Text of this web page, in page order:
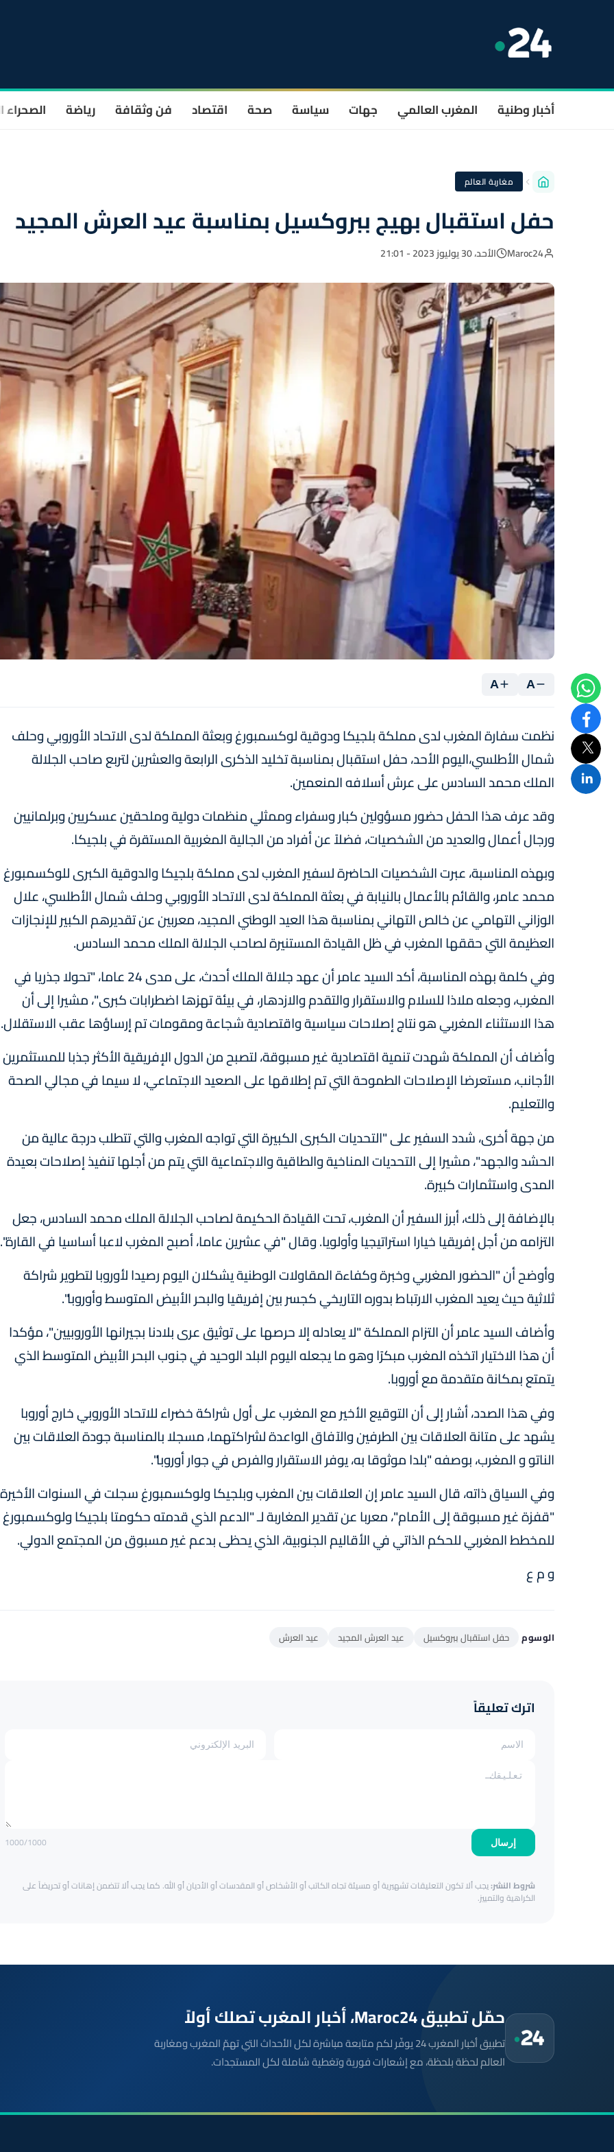
أخبار وطنية المغرب العالمي جهات سياسة صحة اقتصاد فن وثقافة رياضة الصحراء
مغاربة العالم
حفل استقبال بهيج ببروكسيل بمناسبة عيد العرش المجيد
Maroc24 الأحد، 30 يوليوز 2023 - 21:01
A
A
نظمت سفارة المغرب لدى مملكة بلجيكا ودوقية لوكسمبورغ وبعثة المملكة لدى الاتحاد الأوروبي وحلف
شمال الأطلسي،اليوم الأحد، حفل استقبال بمناسبة تخليد الذكرى الرابعة والعشرين لتربع صاحب الجلالة
الملك محمد السادس على عرش أسلافه المنعمين.
وقد عرف هذا الحفل حضور مسؤولين كبار وسفراء وممثلي منظمات دولية وملحقين عسكريين وبرلمانيين
ورجال أعمال والعديد من الشخصيات، فضلاً عن أفراد من الجالية المغربية المستقرة في بلجيكا.
وبهذه المناسبة، عبرت الشخصيات الحاضرة لسفير المغرب لدى مملكة بلجيكا والدوقية الكبرى للوكسمبورغ
محمد عامر، والقائم بالأعمال بالنيابة في بعثة المملكة لدى الاتحاد الأوروبي وحلف شمال الأطلسي، علال
الوزاني التهامي عن خالص التهاني بمناسبة هذا العيد الوطني المجيد، معربين عن تقديرهم الكبير للإنجازات
العظيمة التي حققها المغرب في ظل القيادة المستنيرة لصاحب الجلالة الملك محمد السادس.
وفي كلمة بهذه المناسبة، أكد السيد عامر أن عهد جلالة الملك أحدث، على مدى 24 عاما، "تحولا جذريا في
المغرب، وجعله ملاذا للسلام والاستقرار والتقدم والازدهار، في بيئة تهزها اضطرابات كبرى"، مشيرا إلى أن
هذا الاستثناء المغربي هو نتاج إصلاحات سياسية واقتصادية شجاعة ومقومات تم إرساؤها عقب الاستقلال.
وأضاف أن المملكة شهدت تنمية اقتصادية غير مسبوقة، لتصبح من الدول الإفريقية الأكثر جذبا للمستثمرين
الأجانب، مستعرضا الإصلاحات الطموحة التي تم إطلاقها على الصعيد الاجتماعي، لا سيما في مجالي الصحة
والتعليم.
من جهة أخرى، شدد السفير على "التحديات الكبرى الكبيرة التي تواجه المغرب والتي تتطلب درجة عالية من
الحشد والجهد"، مشيرا إلى التحديات المناخية والطاقية والاجتماعية التي يتم من أجلها تنفيذ إصلاحات بعيدة
المدى واستثمارات كبيرة.
بالإضافة إلى ذلك، أبرز السفير أن المغرب، تحت القيادة الحكيمة لصاحب الجلالة الملك محمد السادس، جعل
التزامه من أجل إفريقيا خيارا استراتيجيا وأولويا. وقال "في عشرين عاما، أصبح المغرب لاعبا أساسيا في القارة".
وأوضح أن "الحضور المغربي وخبرة وكفاءة المقاولات الوطنية يشكلان اليوم رصيدا لأوروبا لتطوير شراكة
ثلاثية حيث يعيد المغرب الارتباط بدوره التاريخي كجسر بين إفريقيا والبحر الأبيض المتوسط ​​وأوروبا".
وأضاف السيد عامر أن التزام المملكة "لا يعادله إلا حرصها على توثيق عرى بلادنا بجيرانها الأوروبيين"، مؤكدا
أن هذا الاختيار اتخذه المغرب مبكرًا وهو ما يجعله اليوم البلد الوحيد في جنوب البحر الأبيض المتوسط ​​الذي
يتمتع بمكانة متقدمة مع أوروبا.
وفي هذا الصدد، أشار إلى أن التوقيع الأخير مع المغرب على أول شراكة خضراء للاتحاد الأوروبي خارج أوروبا
يشهد على متانة العلاقات بين الطرفين والآفاق الواعدة لشراكتهما، مسجلا بالمناسبة جودة العلاقات بين
الناتو و المغرب، بوصفه "بلدا موثوقا به، يوفر الاستقرار والفرص في جوار أوروبا".
وفي السياق ذاته، قال السيد عامر إن العلاقات بين المغرب وبلجيكا ولوكسمبورغ سجلت في السنوات الأخيرة
"قفزة غير مسبوقة إلى الأمام"، معربا عن تقدير المغاربة لـ "الدعم الذي قدمته حكومتا بلجيكا ولوكسمبورغ
للمخطط المغربي للحكم الذاتي في الأقاليم الجنوبية، الذي يحظى بدعم غير مسبوق من المجتمع الدولي.
و م ع
الوسوم حفل استقبال ببروكسيل عيد العرش المجيد عيد العرش
اترك تعليقاً
إرسال 1000/1000
شروط النشر:يجب ألا تكون التعليقات تشهيرية أو مسيئة تجاه الكاتب أو الأشخاص أو المقدسات أو الأديان أو الله. كما يجب ألا تتضمن إهانات أو تحريضاً على
الكراهية والتمييز.
حمّل تطبيق Maroc24، أخبار المغرب تصلك أولاً
تطبيق أخبار المغرب 24 يوفّر لكم متابعة مباشرة لكل الأحداث التي تهمّ المغرب ومغاربة
العالم لحظة بلحظة، مع إشعارات فورية وتغطية شاملة لكل المستجدات.